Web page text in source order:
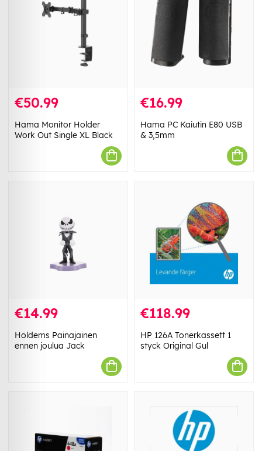
€50.99
Hama Monitor Holder
Work Out Single XL Black
€16.99
Hama PC Kaiutin E80 USB
& 3,5mm
€14.99
Holdems Painajainen
ennen joulua Jack
€118.99
HP 126A Tonerkassett 1
styck Original Gul